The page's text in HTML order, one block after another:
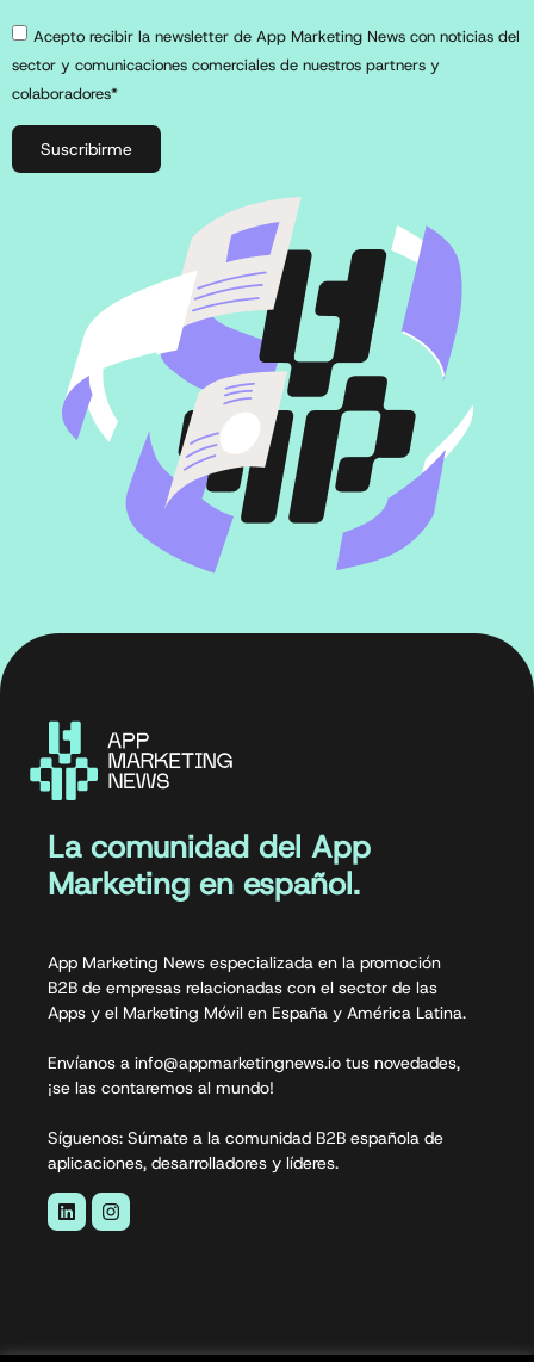
Acepto recibir la newsletter de App Marketing News con noticias del
sector y comunicaciones comerciales de nuestros partners y
colaboradores*
Suscribirme
La comunidad del App
Marketing en español.
App Marketing News especializada en la promoción
B2B de empresas relacionadas con el sector de las
Apps y el Marketing Móvil en España y América Latina.
Envíanos a info@appmarketingnews.io tus novedades,
¡se las contaremos al mundo!
Síguenos: Súmate a la comunidad B2B española de
aplicaciones, desarrolladores y líderes.